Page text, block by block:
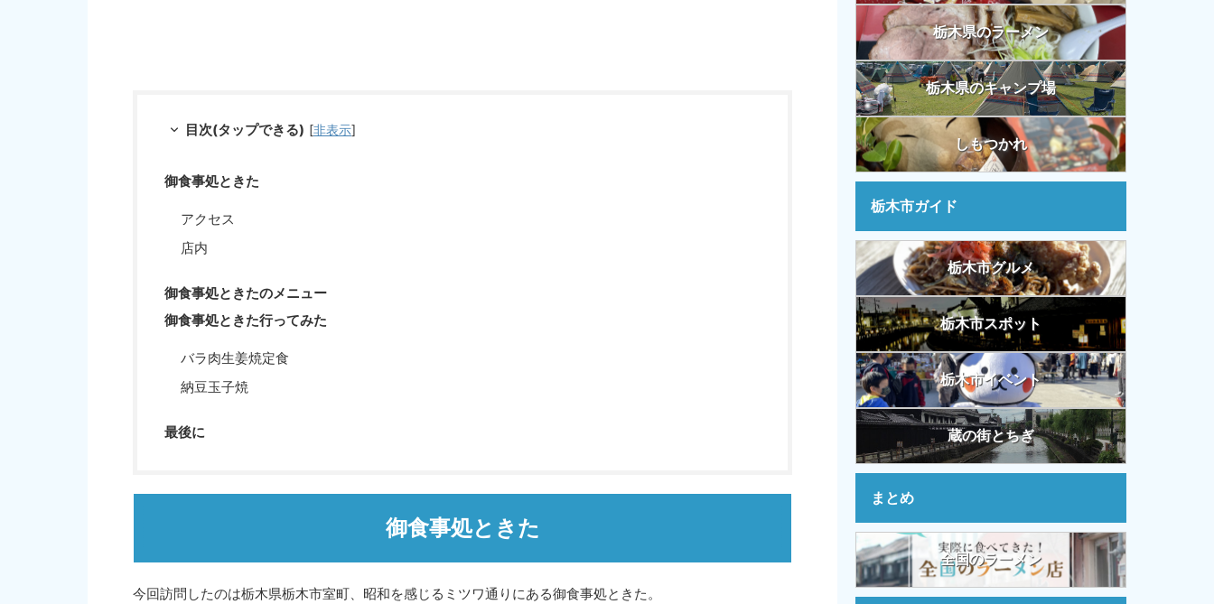
目次(タップできる) [非表示]
御食事処ときた
アクセス
店内
御食事処ときたのメニュー
御食事処ときた行ってみた
バラ肉生姜焼定食
納豆玉子焼
最後に
御食事処ときた
今回訪問したのは栃木県栃木市室町、昭和を感じるミツワ通りにある御食事処ときた。
栃木県のラーメン
栃木県のキャンプ場
しもつかれ
栃木市ガイド
栃木市グルメ
栃木市スポット
栃木市イベント
蔵の街とちぎ
まとめ
全国のラーメン